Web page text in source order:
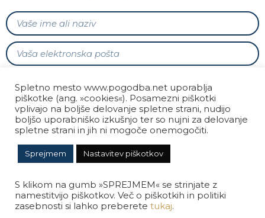
skladu z zakonodajo o varstvu osebnih podatkov in
Politiko zasebnosti.
POŠLJI
© 2023 POGODBA.NET. Vse pravice pridržane.
Spletno mesto www.pogodba.net uporablja
piškotke (ang. »cookies«). Posamezni piškotki
vplivajo na boljše delovanje spletne strani, nudijo
boljšo uporabniško izkušnjo ter so nujni za delovanje
spletne strani in jih ni mogoče onemogočiti.
Sprejmem Nastavitev piškotkov
S klikom na gumb »SPREJMEM« se strinjate z
namestitvijo piškotkov. Več o piškotkih in politiki
zasebnosti si lahko preberete tukaj.